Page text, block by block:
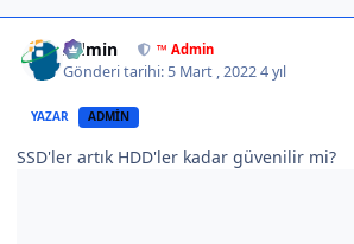
Admin ™ Admin
Gönderi tarihi: 5 Mart , 20224 yıl
YAZAR ADMIN
SSD'ler artık HDD'ler kadar güvenilir mi?